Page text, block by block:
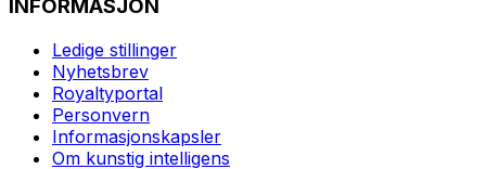
INFORMASJON
Ledige stillinger
Nyhetsbrev
Royaltyportal
Personvern
Informasjonskapsler
Om kunstig intelligens